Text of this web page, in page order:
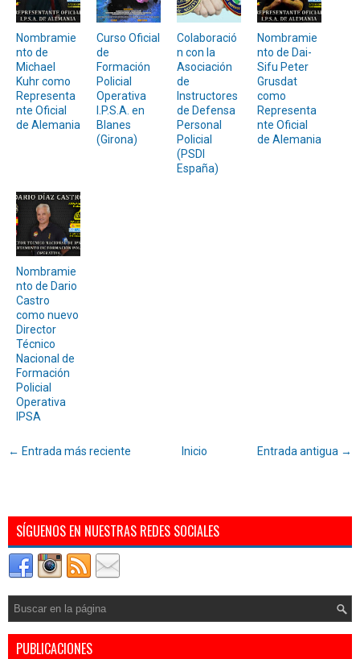
Nombramie
nto de
Michael
Kuhr como
Representa
nte Oficial
de Alemania
Curso Oficial
de
Formación
Policial
Operativa
I.P.S.A. en
Blanes
(Girona)
Colaboració
n con la
Asociación
de
Instructores
de Defensa
Personal
Policial
(PSDI
España)
Nombramie
nto de Dai-
Sifu Peter
Grusdat
como
Representa
nte Oficial
de Alemania
Nombramie
nto de Dario
Castro
como nuevo
Director
Técnico
Nacional de
Formación
Policial
Operativa
IPSA
← Entrada más reciente Entrada antigua →
Inicio
SÍGUENOS EN NUESTRAS REDES SOCIALES
PUBLICACIONES